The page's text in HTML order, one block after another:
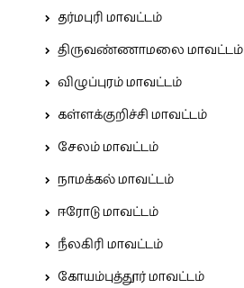
தர்மபுரி மாவட்டம்
திருவண்ணாமலை மாவட்டம்
விழுப்புரம் மாவட்டம்
கள்ளக்குறிச்சி மாவட்டம்
சேலம் மாவட்டம்
நாமக்கல் மாவட்டம்
ஈரோடு மாவட்டம்
நீலகிரி மாவட்டம்
கோயம்புத்தூர் மாவட்டம்